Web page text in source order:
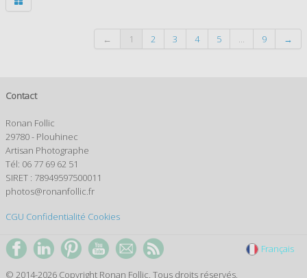
← 1 2 3 4 5 9 →
Contact
Ronan Follic
29780 - Plouhinec
Artisan Photographe
Tél: 06 77 69 62 51
SIRET : 78949597500011
photos@ronanfollic.fr
CGU Confidentialité Cookies
Français
© 2014-2026 Copyright Ronan Follic. Tous droits réservés.